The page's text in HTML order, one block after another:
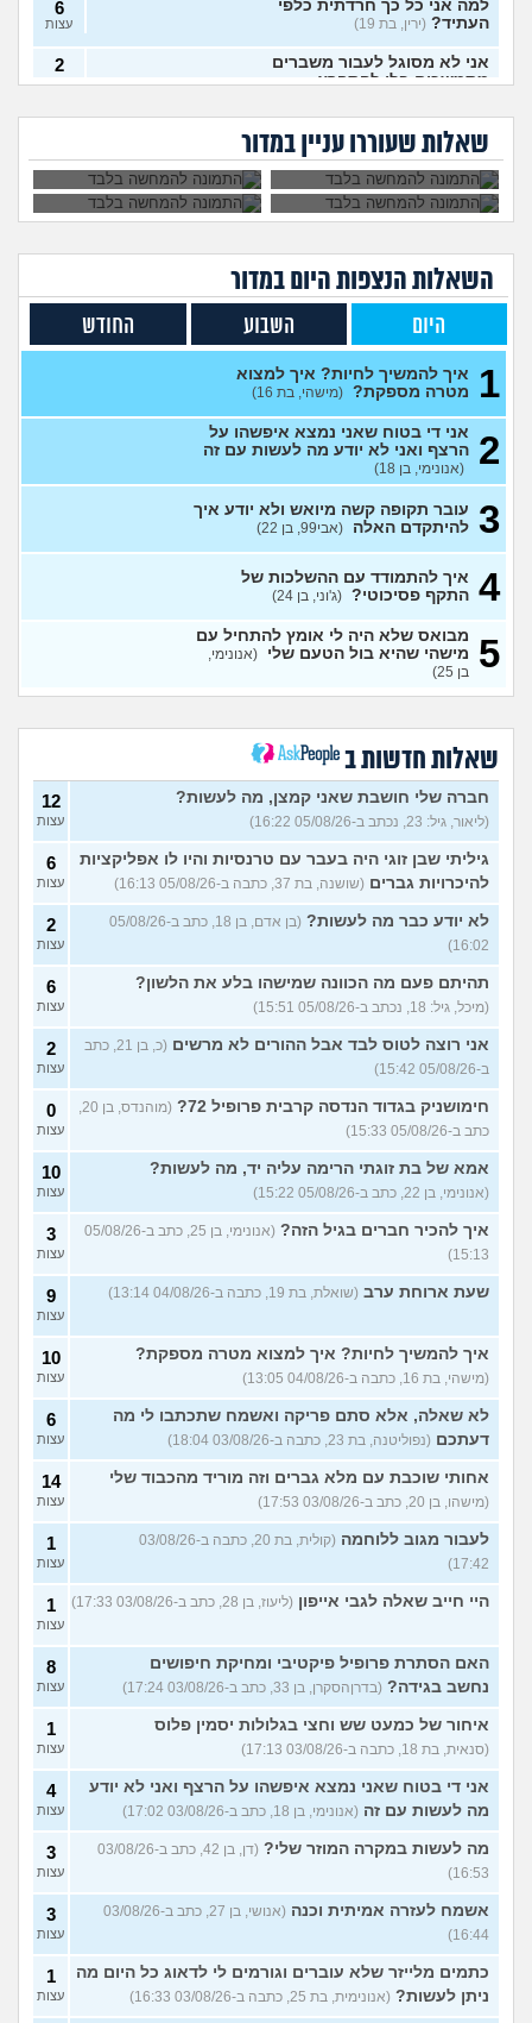
למה אני כל כך חרדתית כלפי
העתיד? (ירין, בת 19)
6
עצות
אני לא מסוגל לעבור משברים
מתמשכים בלי להתפרץ
2
בעלי חסר רגשות באופן מדאיג
(אנונימית, בת 33)
מרגיש תקוע בחיים, איך
להתמודד? (zak, בן 25)
2
(אנוני, בת 18)
איך לספר לבן זוג שלי על
תקיפה מינית?
5
אני כבר לא נער. והזמן טס
למה אני לא מקבל את זה שאני
כבר לא ילד יותר? (היו זמנים
חושב להתאשפז *שוב* מרצון,
או לשכב באמצע הרחוב
(asdasd, בן 30)
מה לדעתכם אני צריך לעשות?
אני באמת שונא לקום כל יום
לעבוד
(אזרח, בן 20)
נקלעתי לעימות פיזי
(דורון,
נזכר במעשים מביכים מתקופה
רעה (אף_אחד, בן 29)
העבודה הפכה להיות אובססיה,
(אנונימי, בן 25)
הרס עצמי בזוגיות (ט אנונימית,
בת 23)
עצות
עדיין מוצצת אצבע כהרגעה,
מה ניתן לעשות?
(נרקיס, בת
30)
7
עצות
מסדר את ארון הילדות בבית
ההורים ומוצף בזכרונות. איך
להתמודד?
5
עצות
איך מפסיקים לפחד מזה שהזמן
עובר?
(אליזבת, בת 24)
9
עצות
עם מי אנשים מתייעצים כל
הזמן?
5
עצות
ורוצה לחזור לזה! (זלדוס, בן 22) עצות
בודדה מאוד בלי חברים כבר 5
שנים ולא יודעת איפה להכיר
(עדן, בת 23)
5
עצות
עוד שאלות חדשות במדור
שאלות שעוררו עניין במדור
הגיוני שפסיכיאטר
מה קורה אם עוברים
בלילה?
OCD, איך להתמודד
עם הדיכאון?
במדינת ישראל? אבל
באמת?
השאלות הנצפות היוםבמדור
היום השבוע החודש
1
איך להמשיך לחיות? איך למצוא
מטרה מספקת? (מישהי, בת 16)
2
אני די בטוח שאני נמצא איפשהו על
הרצף ואני לא יודע מה לעשות עם זה
(אנונימי, בן 18)
3 עובר תקופה קשה מיואש ולא יודע איך
להיתקדם האלה (אבי99, בן 22)
4 איך להתמודד עם ההשלכות של
התקף פסיכוטי? (ג'וני, בן 24)
5
מבואס שלא היה לי אומץ להתחיל עם
מישהי שהיא בול הטעם שלי (אנונימי,
בן 25)
שאלות חדשות ב
חברה שלי חושבת שאני קמצן, מה לעשות?
(ליאור, גיל: 23, נכתב ב-05/08/26 16:22)
12
עצות
גיליתי שבן זוגי היה בעבר עם טרנסיות והיו לו אפליקציות
להיכרויות גברים (שושנה, בת 37, כתבה ב-05/08/26 16:13)
6
עצות
לא יודע כבר מה לעשות?
(בן אדם, בן 18, כתב ב-05/08/26
16:02)
2
עצות
תהיתם פעם מה הכוונה שמישהו בלע את הלשון?
(מיכל, גיל: 18, נכתב ב-05/08/26 15:51)
6
עצות
אני רוצה לטוס לבד אבל ההורים לא מרשים
(כ, בן 21, כתב
ב-05/08/26 15:42)
2
עצות
חימושניק בגדוד הנדסה קרבית פרופיל 72?
כתב ב-05/08/26 15:33)
0
עצות
אמא של בת זוגתי הרימה עליה יד, מה לעשות?
(אנונימי, בן 22, כתב ב-05/08/26 15:22)
10
עצות
איך להכיר חברים בגיל הזה?
(אנונימי, בן 25, כתב ב-05/08/26
15:13)
3
עצות
שעת ארוחת ערב (שואלת, בת 19, כתבה ב-04/08/26 13:14) 9
עצות
איך להמשיך לחיות? איך למצוא מטרה מספקת?
(מישהי, בת 16, כתבה ב-04/08/26 13:05)
10
עצות
לא שאלה, אלא סתם פריקה ואשמח שתכתבו לי מה
דעתכם (נפוליטנה, בת 23, כתבה ב-03/08/26 18:04)
6
עצות
אחותי שוכבת עם מלא גברים וזה מוריד מהכבוד שלי
(מישהו, בן 20, כתב ב-03/08/26 17:53)
14
עצות
לעבור מגוב ללוחמה
(קולית, בת 20, כתבה ב-03/08/26
17:42)
1
עצות
היי חייב שאלה לגבי אייפון (ליעוז, בן 28, כתב ב-03/08/26 17:33) 1
עצות
האם הסתרת פרופיל פיקטיבי ומחיקת חיפושים
נחשב בגידה? (בדרןהסקרן, בן 33, כתב ב-03/08/26 17:24)
8
עצות
איחור של כמעט שש וחצי בגלולות יסמין פלוס
(סנאית, בת 18, כתבה ב-03/08/26 17:13)
1
עצות
אני די בטוח שאני נמצא איפשהו על הרצף ואני לא יודע
מה לעשות עם זה (אנונימי, בן 18, כתב ב-03/08/26 17:02)
4
עצות
מה לעשות במקרה המוזר שלי?
(דן, בן 42, כתב ב-03/08/26
16:53)
3
עצות
אשמח לעזרה אמיתית וכנה
(אנושי, בן 27, כתב ב-03/08/26
16:44)
3
עצות
כתמים מלייזר שלא עוברים וגורמים לי לדאוג כל היום מה
ניתן לעשות? (אנונימית, בת 25, כתבה ב-03/08/26 16:33)
1
עצות